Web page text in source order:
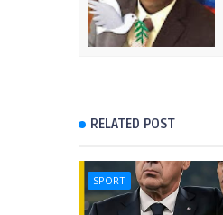
RELATED POST
SPORT